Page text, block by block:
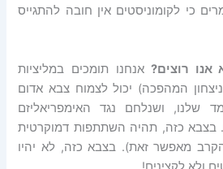
כי לקומוניסטים אין חובה להתגייס
אנו רוצים? אנחנו תומכים במליציות
המהפכה) יכול לצמוח צבא אדום
ושנלחם נגד האימפריאליזם
בצבא כזה, תהיה השתתפות דמוקרטית
מאפשר זאת). בצבא כזה, לא יהיו